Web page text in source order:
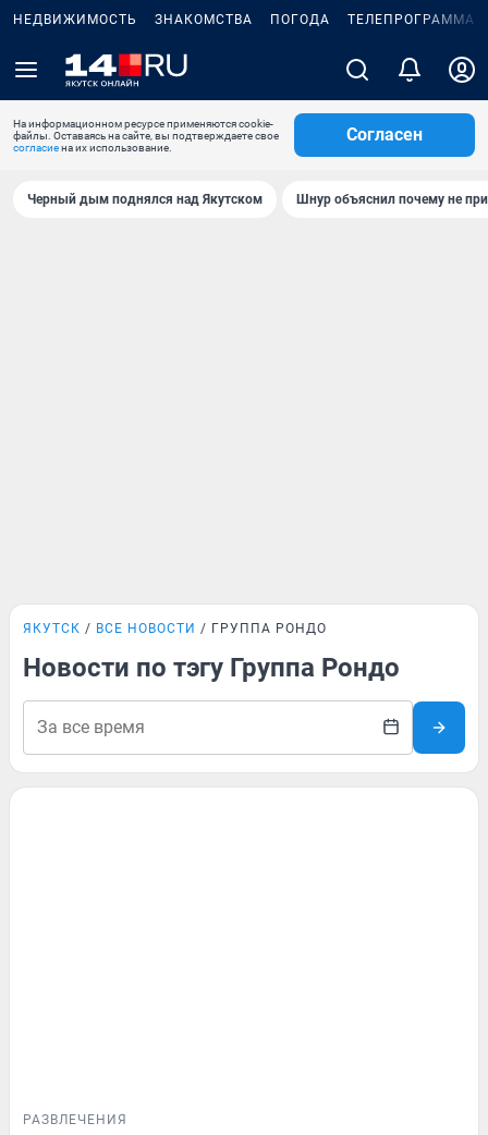
НЕДВИЖИМОСТЬ ЗНАКОМСТВА ПОГОДА ТЕЛЕПРОГРАММА
На информационном ресурсе применяются cookie-
файлы. Оставаясь на сайте, вы подтверждаете свое
согласиена их использование.
Согласен
Черный дым поднялся над Якутском Шнур объяснил почему не
ЯКУТСК ВСЕ НОВОСТИ ГРУППА РОНДО
Новости по тэгу Группа Рондо
РАЗВЛЕЧЕНИЯ